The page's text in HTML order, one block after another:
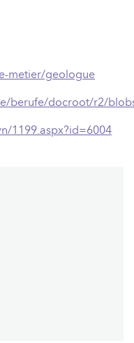
metier/geologue
berufe/docroot/r2/
1199.aspx?id=6004